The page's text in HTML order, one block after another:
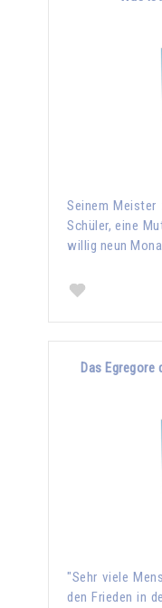
Seinem Meister
Schüler, eine
willig neun
Das Egregore
"Sehr viele
den Frieden in